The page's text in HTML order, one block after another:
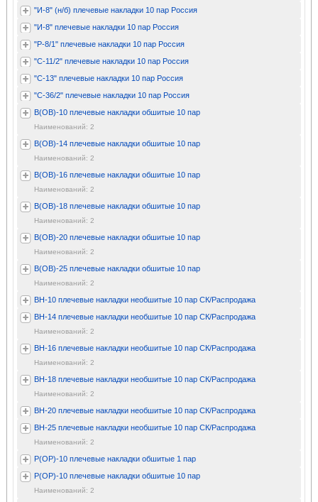
"И-8" (н/б) плечевые накладки 10 пар Россия
"И-8" плечевые накладки 10 пар Россия
"Р-8/1" плечевые накладки 10 пар Россия
"С-11/2" плечевые накладки 10 пар Россия
"С-13" плечевые накладки 10 пар Россия
"С-36/2" плечевые накладки 10 пар Россия
В(ОВ)-10 плечевые накладки обшитые 10 пар
Наименований: 2
В(ОВ)-14 плечевые накладки обшитые 10 пар
Наименований: 2
В(ОВ)-16 плечевые накладки обшитые 10 пар
Наименований: 2
В(ОВ)-18 плечевые накладки обшитые 10 пар
Наименований: 2
В(ОВ)-20 плечевые накладки обшитые 10 пар
Наименований: 2
В(ОВ)-25 плечевые накладки обшитые 10 пар
Наименований: 2
ВН-10 плечевые накладки необшитые 10 пар СК/Распродажа
ВН-14 плечевые накладки необшитые 10 пар СК/Распродажа
Наименований: 2
ВН-16 плечевые накладки необшитые 10 пар СК/Распродажа
Наименований: 2
ВН-18 плечевые накладки необшитые 10 пар СК/Распродажа
Наименований: 2
ВН-20 плечевые накладки необшитые 10 пар СК/Распродажа
ВН-25 плечевые накладки необшитые 10 пар СК/Распродажа
Наименований: 2
Р(ОР)-10 плечевые накладки обшитые 1 пар
Р(ОР)-10 плечевые накладки обшитые 10 пар
Наименований: 2